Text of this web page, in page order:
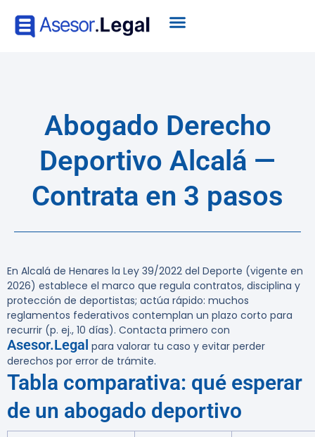
Abogado Derecho
Deportivo Alcalá —
Contrata en 3 pasos
En Alcalá de Henares la Ley 39/2022 del Deporte (vigente en
2026) establece el marco que regula contratos, disciplina y
protección de deportistas; actúa rápido: muchos
reglamentos federativos contemplan un plazo corto para
recurrir (p. ej., 10 días). Contacta primero con
Asesor.Legal para valorar tu caso y evitar perder
derechos por error de trámite.
Tabla comparativa: qué esperar
de un abogado deportivo